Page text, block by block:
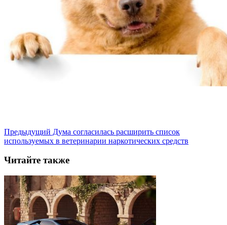
Предыдущий Дума согласилась расширить список
используемых в ветеринарии наркотических средств
Читайте также